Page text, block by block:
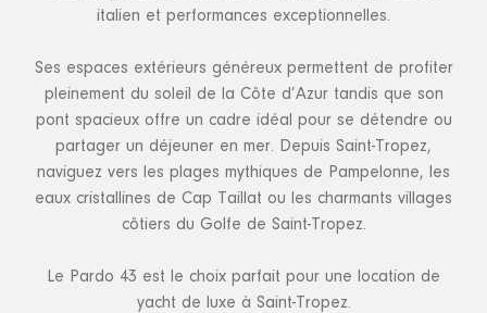
italien et performances exceptionnelles.
Ses espaces extérieurs généreux permettent de profiter
pleinement du soleil de la Côte d’Azur tandis que son
pont spacieux offre un cadre idéal pour se détendre ou
partager un déjeuner en mer. Depuis Saint-Tropez,
naviguez vers les plages mythiques de Pampelonne, les
eaux cristallines de Cap Taillat ou les charmants villages
côtiers du Golfe de Saint-Tropez.
Le Pardo 43 est le choix parfait pour une location de
yacht de luxe à Saint-Tropez.